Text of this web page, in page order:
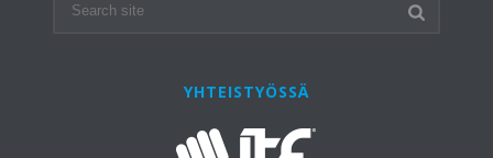
YHTEISTYÖSSÄ